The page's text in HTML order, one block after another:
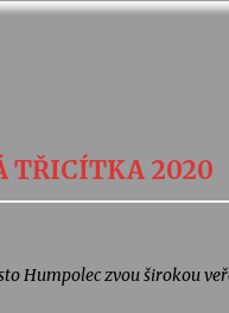
TŘICÍTKA 2020
Humpolec zvou širokou